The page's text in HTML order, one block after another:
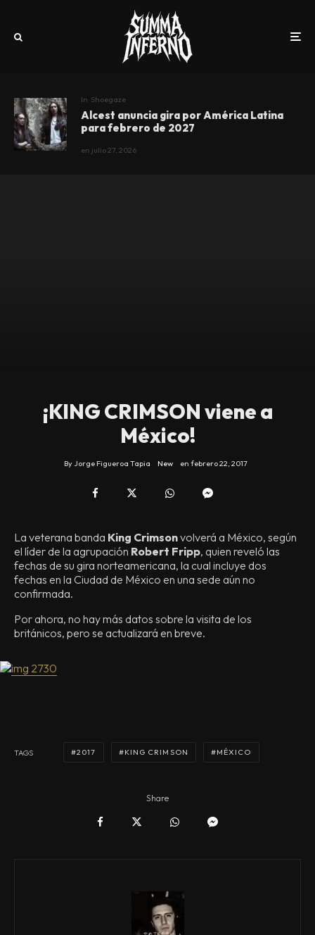
In Shoegaze
Alcest anuncia gira por América Latina
para febrero de 2027
en julio 27, 2026
¡KING CRIMSON viene a
México!
By Jorge Figueroa Tapia New en febrero 22, 2017
La veterana banda King Crimsonvolverá a México, según
el líder de la agrupación Robert Fripp, quien reveló las
fechas de su gira norteamericana, la cual incluye dos
fechas en la Ciudad de México en una sede aún no
confirmada.
Por ahora, no hay más datos sobre la visita de los
británicos, pero se actualizará en breve.
TAGS 2017 KING CRIMSON MÉXICO
Share